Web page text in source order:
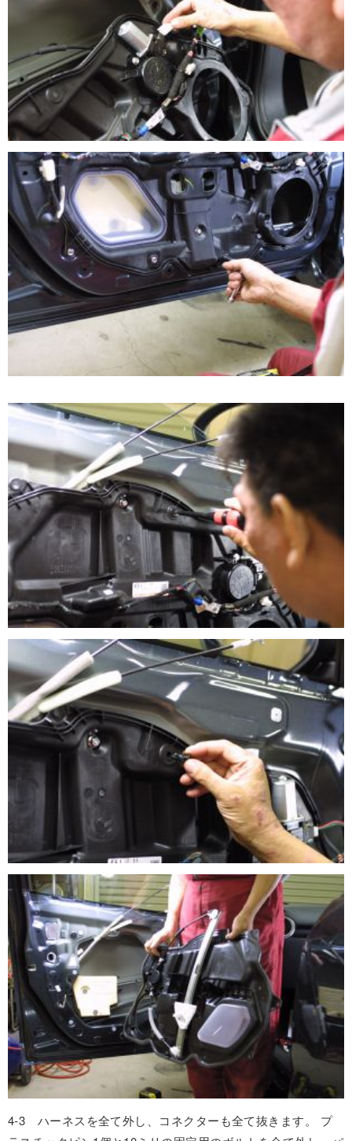
4-3 ハーネスを全て外し、コネクターも全て抜きます。 プ